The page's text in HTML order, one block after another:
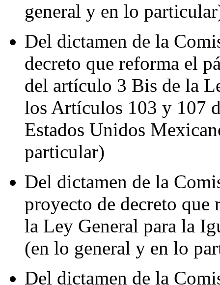
general y en lo
Del dictamen de la
decreto que reforma el
del artículo 3 Bis de la
los Artículos 103 y 107
Estados Unidos
particular)
Del dictamen de la
proyecto de decreto que
la Ley General para la
(en lo general y en lo
Del dictamen de la